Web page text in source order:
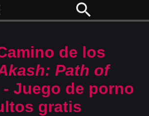
search
de los
Path of
- Juego de porno
gratis